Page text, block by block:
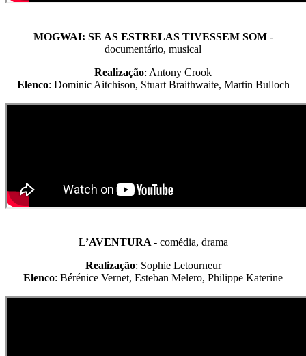
MOGWAI: SE AS ESTRELAS TIVESSEM SOM -
documentário, musical
Realização: Antony Crook
Elenco: Dominic Aitchison, Stuart Braithwaite, Martin Bulloch
L’AVENTURA - comédia, drama
Realização: Sophie Letourneur
Elenco: Bérénice Vernet, Esteban Melero, Philippe Katerine